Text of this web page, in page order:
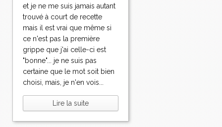
et je ne me suis jamais autant
trouvé à court de recette
mais il est vrai que même si
ce n'est pas la première
grippe que j'ai celle-ci est
"bonne"... je ne suis pas
certaine que le mot soit bien
choisi, mais, je n'en vois...
Lire la suite